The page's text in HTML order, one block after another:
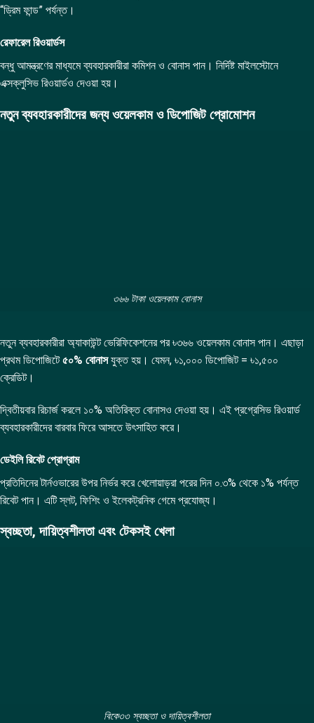
“ড্রিম ফান্ড” পর্যন্ত।
রেফারেল রিওয়ার্ডস
বন্ধু আমন্ত্রণের মাধ্যমে ব্যবহারকারীরা কমিশন ও বোনাস পান। নির্দিষ্ট মাইলস্টোনে
এক্সক্লুসিভ রিওয়ার্ডও দেওয়া হয়।
নতুন ব্যবহারকারীদের জন্য ওয়েলকাম ও ডিপোজিট প্রোমোশন
৩৬৬ টাকা ওয়েলকাম বোনাস
নতুন ব্যবহারকারীরা অ্যাকাউন্ট ভেরিফিকেশনের পর ৳৩৬৬ ওয়েলকাম বোনাস পান। এছাড়া
প্রথম ডিপোজিটে৫০% বোনাসযুক্ত হয়। যেমন, ৳১,০০০ ডিপোজিট = ৳১,৫০০
ক্রেডিট।
দ্বিতীয়বার রিচার্জ করলে ১০% অতিরিক্ত বোনাসও দেওয়া হয়। এই প্রগ্রেসিভ রিওয়ার্ড
ব্যবহারকারীদের বারবার ফিরে আসতে উৎসাহিত করে।
ডেইলি রিবেট প্রোগ্রাম
প্রতিদিনের টার্নওভারের উপর নির্ভর করে খেলোয়াড়রা পরের দিন ০.৩% থেকে ১% পর্যন্ত
রিবেট পান। এটি স্লট, ফিশিং ও ইলেকট্রনিক গেমে প্রযোজ্য।
স্বচ্ছতা, দায়িত্বশীলতা এবং টেকসই খেলা
বিকে৩৩ স্বচ্ছতা ও দায়িত্বশীলতা